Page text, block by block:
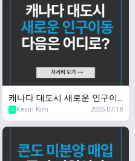
캐나다 대도시 새로운 인구이
동 다음은 어디로?
2 Kevin Kim 2026.07.18